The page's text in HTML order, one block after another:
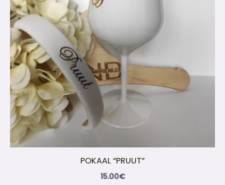
POKAAL “PRUUT”
15.00€